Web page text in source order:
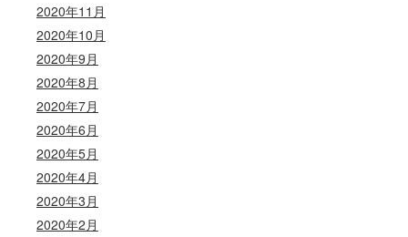
2020年11月
2020年10月
2020年9月
2020年8月
2020年7月
2020年6月
2020年5月
2020年4月
2020年3月
2020年2月